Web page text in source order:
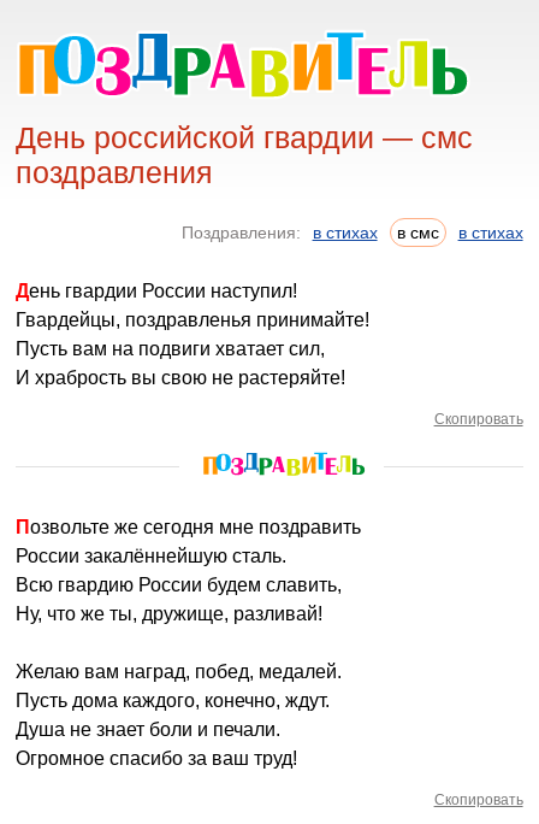
День российской гвардии — смс
поздравления
Поздравления: в стихах в смс в стихах
День гвардии России наступил!
Гвардейцы, поздравленья принимайте!
Пусть вам на подвиги хватает сил,
И храбрость вы свою не растеряйте!
Скопировать
Позвольте же сегодня мне поздравить
России закалённейшую сталь.
Всю гвардию России будем славить,
Ну, что же ты, дружище, разливай!
Желаю вам наград, побед, медалей.
Пусть дома каждого, конечно, ждут.
Душа не знает боли и печали.
Огромное спасибо за ваш труд!
Скопировать